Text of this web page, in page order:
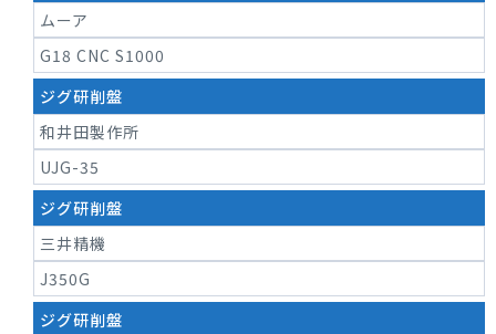
ムーア
G18 CNC S1000
ジグ研削盤
和井田製作所
UJG-35
ジグ研削盤
三井精機
J350G
ジグ研削盤